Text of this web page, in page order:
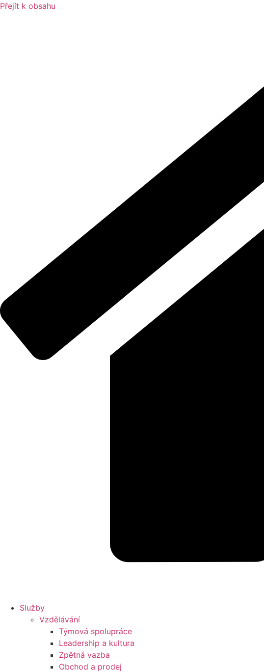
Přejít k obsahu
Služby
Vzdělávání
Týmová spolupráce
Leadership a kultura
Zpětná vazba
Obchod a prodej